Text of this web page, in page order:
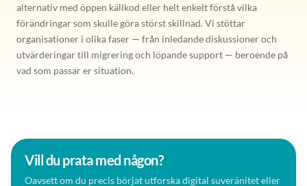
alternativ med öppen källkod eller helt enkelt förstå vilka
förändringar som skulle göra störst skillnad. Vi stöttar
organisationer i olika faser — från inledande diskussioner och
utvärderingar till migrering och löpande support — beroende på
vad som passar er situation.
Vill du prata med någon?
Oavsett om du precis börjat utforska digital suveränitet eller